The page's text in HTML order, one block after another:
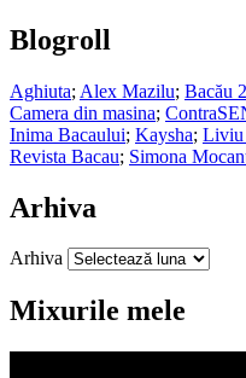
Blogroll
Aghiuta; Alex Mazilu; Bacău
Camera din masina;
Inima Bacaului; Kaysha; Liviu
Revista Bacau; Simona
Arhiva
Arhiva
Mixurile mele